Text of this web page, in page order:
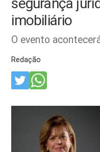
imobiliário
O evento
Redação